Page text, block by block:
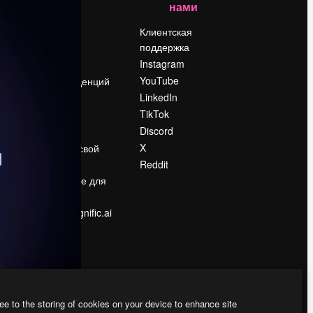
Поиск тенденций
Продайте свой
Помещение для
Ищете magnific.ai
нами
Клиентская
поддержка
Instagram
YouTube
LinkedIn
TikTok
Discord
X
Reddit
to the storing of cookies on your device to enhance site